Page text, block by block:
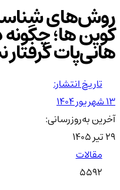
روش‌های
کوین ها؛ چگونه
هانی‌پات
تاریخ انتشار:
۱۳ شهریور ۱۴۰۴
آخرین به‌روزرسانی:
۲۹ تیر ۱۴۰۵
مقالات
5592